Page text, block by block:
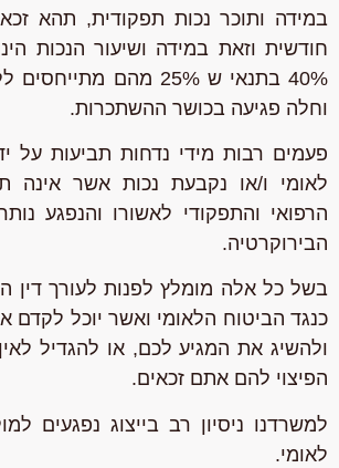
במידה ותוכר נכות תפקודית, תהא
40% בתנאי ש 25% מהם
וחלה פגיעה בכושר ההשתכרות.
פעמים רבות מידי נדחות תביעות על
לאומי ו/או נקבעת נכות אשר
הרפואי והתפקודי לאשורו והנפגע
הבירוקרטיה.
בשל כל אלה מומלץ לפנות לעורך דין
כנגד הביטוח הלאומי ואשר יוכל לקדם
ולהשיג את המגיע לכם, או להגדיל
הפיצוי להם אתם זכאים.
למשרדנו ניסיון רב בייצוג נפגעים
לאומי.